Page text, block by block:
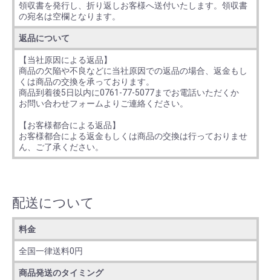
領収書を発行し、折り返しお客様へ送付いたします。領収書
の宛名は空欄となります。
返品について
【当社原因による返品】
商品の欠陥や不良などに当社原因での返品の場合、返金もし
くは商品の交換を承っております。
商品到着後5日以内に0761-77-5077までお電話いただくか
お問い合わせフォームよりご連絡ください。
【お客様都合による返品】
お客様都合による返金もしくは商品の交換は行っておりませ
ん、ご了承ください。
配送について
料金
全国一律送料0円
商品発送のタイミング